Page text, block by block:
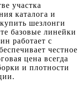
участка
каталога и
шезлонги
базовые линейки
работает с
честное
цена всегда
и плотности